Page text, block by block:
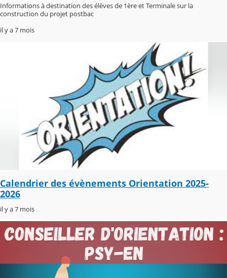
Informations à destination des élèves de 1ère et Terminale sur la
construction du projet postbac
il y a 7 mois
Calendrier des évènements Orientation 2025-
2026
il y a 7 mois